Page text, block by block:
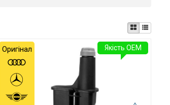
Якість OEM
Оригінал